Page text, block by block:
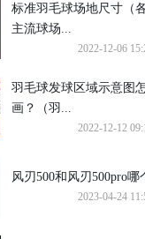
标准羽毛球场地尺寸（
主流球场...
2022-12-06
羽毛球发球区域示意图
画？（羽...
2022-12-12
风刃500和风刃500pro哪
2023-04-24